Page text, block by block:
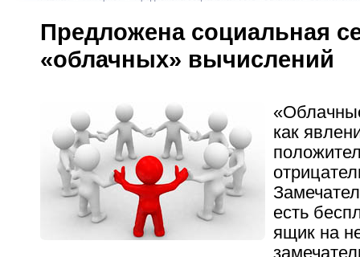
Предложена социальная
«облачных» вычислений
как
есть
ящик на